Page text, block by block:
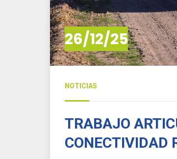
26/12/25
NOTICIAS
TRABAJO
CONECTIVIDAD